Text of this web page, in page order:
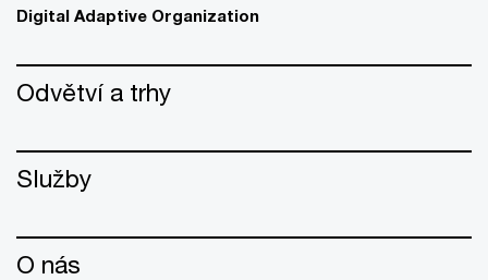
Digital Adaptive Organization
Odvětví a trhy
Služby
O nás